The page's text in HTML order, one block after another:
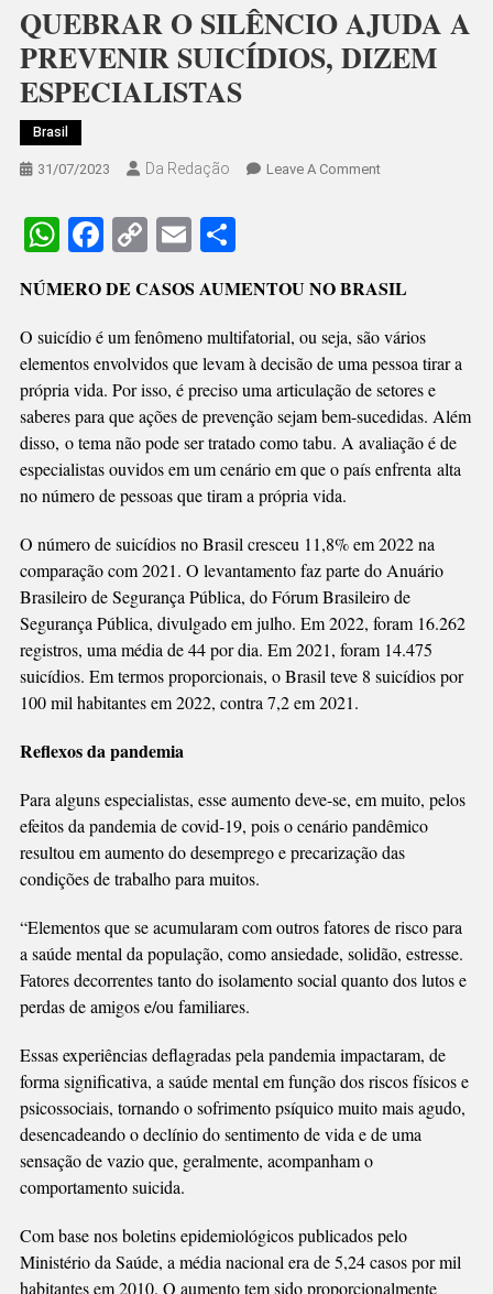
QUEBRAR O SILÊNCIO AJUDA A
PREVENIR SUICÍDIOS, DIZEM
ESPECIALISTAS
Brasil
31/07/2023 Da Redação Leave A CommentOn
A
SUICÍDIOS,
DIZEM
ESPECIALISTAS
WhatsApp
Facebook
CopyEmailShare
NÚMERO DE CASOS AUMENTOU NO BRASIL
O suicídio é um fenômeno multifatorial, ou seja, são vários
elementos envolvidos que levam à decisão de uma pessoa tirar a
própria vida. Por isso, é preciso uma articulação de setores e
saberes para que ações de prevenção sejam bem-sucedidas. Além
disso, o tema não pode ser tratado como tabu. A avaliação é de
especialistas ouvidos em um cenário em que o país enfrenta alta
no número de pessoas que tiram a própria vida.
O número de suicídios no Brasil cresceu 11,8% em 2022 na
comparação com 2021. O levantamento faz parte do Anuário
Brasileiro de Segurança Pública, do Fórum Brasileiro de
Segurança Pública, divulgado em julho. Em 2022, foram 16.262
registros, uma média de 44 por dia. Em 2021, foram 14.475
suicídios. Em termos proporcionais, o Brasil teve 8 suicídios por
100 mil habitantes em 2022, contra 7,2 em 2021.
Reflexos da pandemia
Para alguns especialistas, esse aumento deve-se, em muito, pelos
efeitos da pandemia de covid-19, pois o cenário pandêmico
resultou em aumento do desemprego e precarização das
condições de trabalho para muitos.
“Elementos que se acumularam com outros fatores de risco para
a saúde mental da população, como ansiedade, solidão, estresse.
Fatores decorrentes tanto do isolamento social quanto dos lutos e
perdas de amigos e/ou familiares.
Essas experiências deflagradas pela pandemia impactaram, de
forma significativa, a saúde mental em função dos riscos físicos e
psicossociais, tornando o sofrimento psíquico muito mais agudo,
desencadeando o declínio do sentimento de vida e de uma
sensação de vazio que, geralmente, acompanham o
comportamento suicida.
Com base nos boletins epidemiológicos publicados pelo
Ministério da Saúde, a média nacional era de 5,24 casos por mil
habitantes em 2010. O aumento tem sido proporcionalmente